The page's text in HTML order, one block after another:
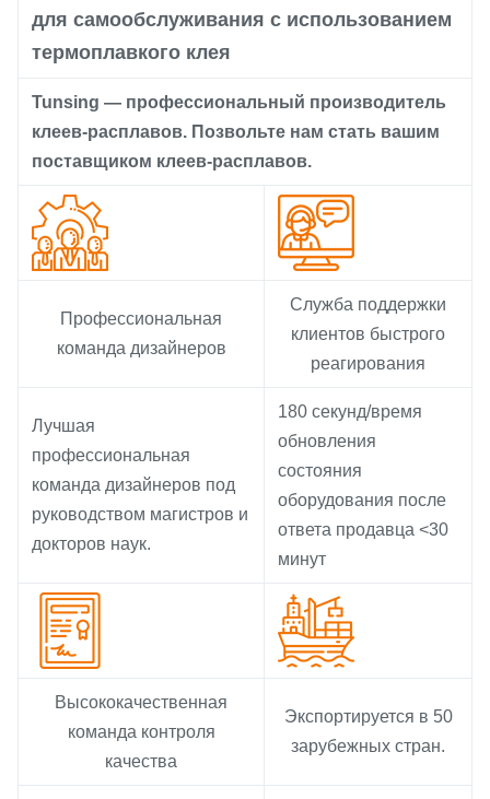
для самообслуживания с использованием
термоплавкого клея
Tunsing — профессиональный производитель
клеев-расплавов. Позвольте нам стать вашим
поставщиком клеев-расплавов.
Профессиональная
команда дизайнеров
Служба поддержки
клиентов быстрого
реагирования
Лучшая
профессиональная
команда дизайнеров под
руководством магистров и
докторов наук.
180 секунд/время
обновления
состояния
оборудования после
ответа продавца <30
минут
Высококачественная
команда контроля
качества
Экспортируется в 50
зарубежных стран.